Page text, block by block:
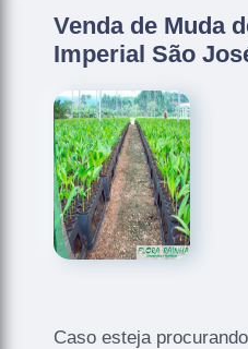
Venda de Muda
Imperial São
Caso esteja